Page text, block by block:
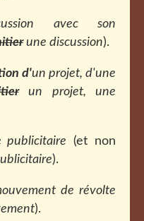
avec son
une discussion).
d'un projet, d'une
un projet, une
(et non
).
de révolte
).